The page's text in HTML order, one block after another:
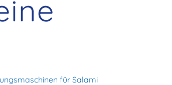
für Salami